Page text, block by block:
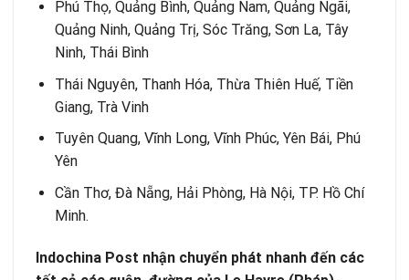
Phú Thọ, Quảng Bình, Quảng Nam, Quảng Ngãi,
Quảng Ninh, Quảng Trị, Sóc Trăng, Sơn La, Tây
Ninh, Thái Bình
Thái Nguyên, Thanh Hóa, Thừa Thiên Huế, Tiền
Giang, Trà Vinh
Tuyên Quang, Vĩnh Long, Vĩnh Phúc, Yên Bái, Phú
Yên
Cần Thơ, Đà Nẵng, Hải Phòng, Hà Nội, TP. Hồ Chí
Minh.
Indochina Post nhận chuyển phát nhanh đến các